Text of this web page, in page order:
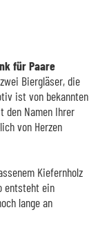
für Paare
Biergläser, die
ist von bekannten
Namen Ihrer
von Herzen
Kiefernholz
entsteht ein
lange an